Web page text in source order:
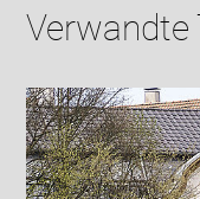
Verwandte